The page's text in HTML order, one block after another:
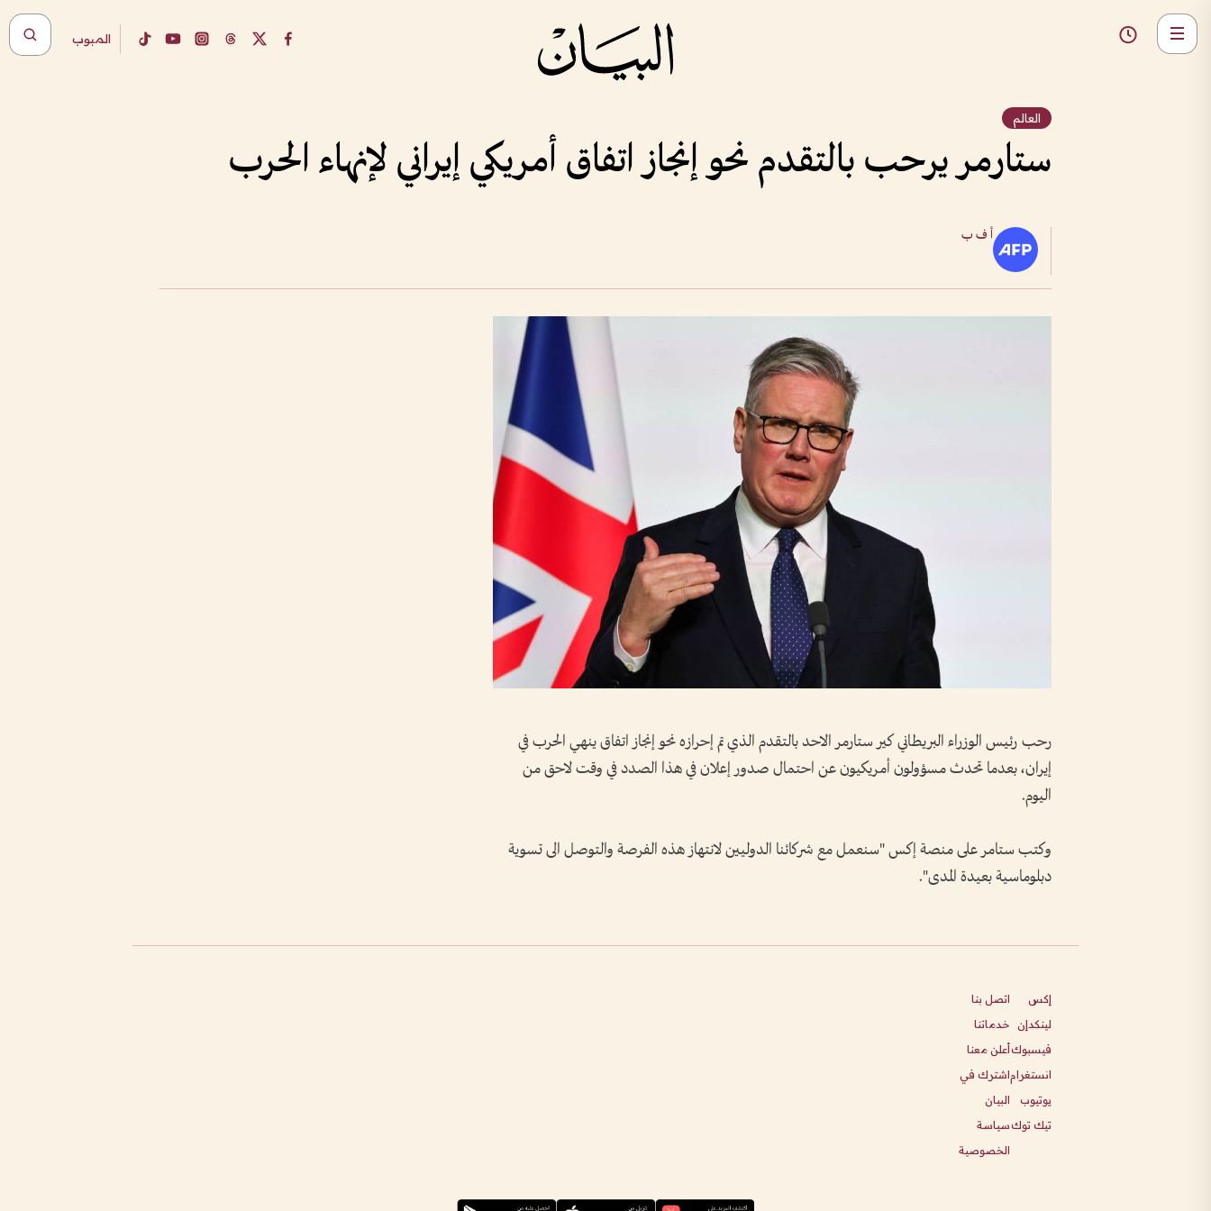
المبوب
العالم
ستارمر يرحب بالتقدم نحو إنجاز اتفاق أمريكي إيراني لإنهاء الحرب
أ ف ب
رحب رئيس الوزراء البريطاني كير ستارمر الاحد بالتقدم الذي تم إحرازه نحو إنجاز اتفاق ينهي الحرب في
إيران، بعدما تحدث مسؤولون أمريكيون عن احتمال صدور إعلان في هذا الصدد في وقت لاحق من
اليوم.
وكتب ستامر على منصة إكس "سنعمل مع شركائنا الدوليين لانتهاز هذه الفرصة والتوصل الى تسوية
دبلوماسية بعيدة المدى".
إكس
لينكدإن
فيسبوك
انستغرام
يوتيوب
تيك توك
اتصل بنا
خدماتنا
أعلن معنا
اشترك في
البيان
سياسة
الخصوصية